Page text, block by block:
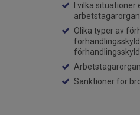
I vilka
Olika typer av
Sanktioner för